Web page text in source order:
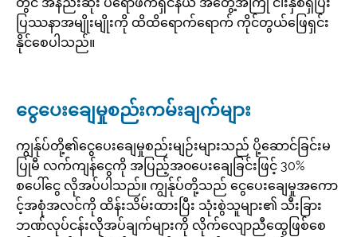
ပြဿနာအမျိုးမျိုးကို ထိထိရောက်ရောက် ကိုင်တွယ်ဖြေရှင်း
နိုင်စေပါသည်။
ငွေပေးချေမှုစည်းကမ်းချက်များ
ကျွန်ုပ်တို့၏ငွေပေးချေမှုစည်းမျဉ်းများသည် ပို့ဆောင်ခြင်းမ
ပြုမီ လက်ကျန်ငွေကို အပြည့်အ၀ပေးချေခြင်းဖြင့် 30%
စပေါ်ငွေ လိုအပ်ပါသည်။ ကျွန်ုပ်တို့သည် ငွေပေးချေမှုအကော
င့်အစုံအလင်ကို ထိန်းသိမ်းထားပြီး သုံးစွဲသူများ၏ သီးခြား
ဘဏ်လုပ်ငန်းလိုအပ်ချက်များကို လိုက်လျောညီထွေဖြစ်စေ